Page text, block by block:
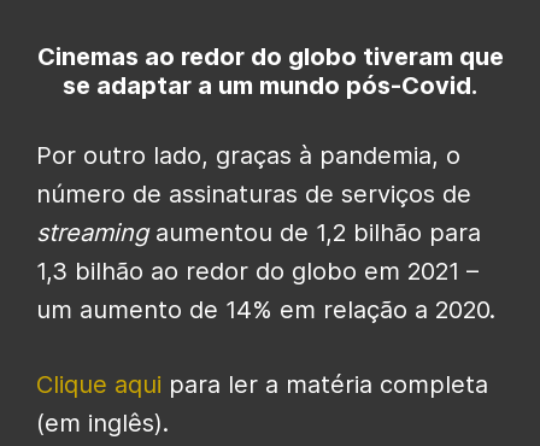
Cinemas ao redor do globo tiveram que
se adaptar a um mundo pós-Covid.
Por outro lado, graças à pandemia, o
número de assinaturas de serviços de
streamingaumentou de 1,2 bilhão para
1,3 bilhão ao redor do globo em 2021 –
um aumento de 14% em relação a 2020.
Clique aqui para ler a matéria completa
(em inglês).